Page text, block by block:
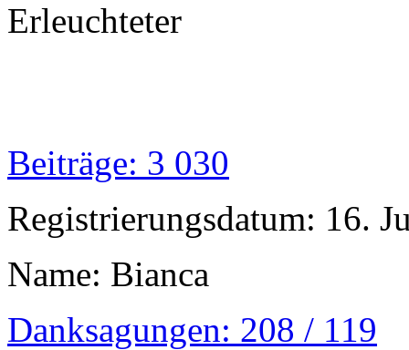
Erleuchteter
Beiträge: 3 030
Registrierungsdatum: 16.
Name: Bianca
Danksagungen: 208 / 119